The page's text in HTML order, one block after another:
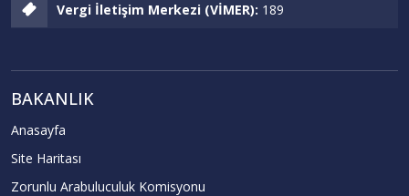
Vergi İletişim Merkezi (VİMER): 189
BAKANLIK
Anasayfa
Site Haritası
Zorunlu Arabuluculuk Komisyonu